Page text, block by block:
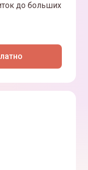
до больших